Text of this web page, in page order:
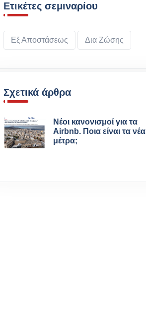
Ετικέτες σεμιναρίου
Εξ Αποστάσεως Δια Ζώσης
Σχετικά άρθρα
Νέοι κανονισμοί για τα
Airbnb. Ποια είναι τα νέα
μέτρα;